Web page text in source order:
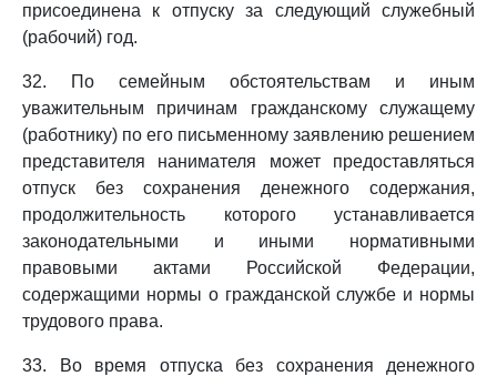
присоединена к отпуску за следующий служебный
(рабочий) год.
32. По семейным обстоятельствам и иным
уважительным причинам гражданскому служащему
(работнику) по его письменному заявлению решением
представителя нанимателя может предоставляться
отпуск без сохранения денежного содержания,
продолжительность которого устанавливается
законодательными и иными нормативными
правовыми актами Российской Федерации,
содержащими нормы о гражданской службе и нормы
трудового права.
33. Во время отпуска без сохранения денежного